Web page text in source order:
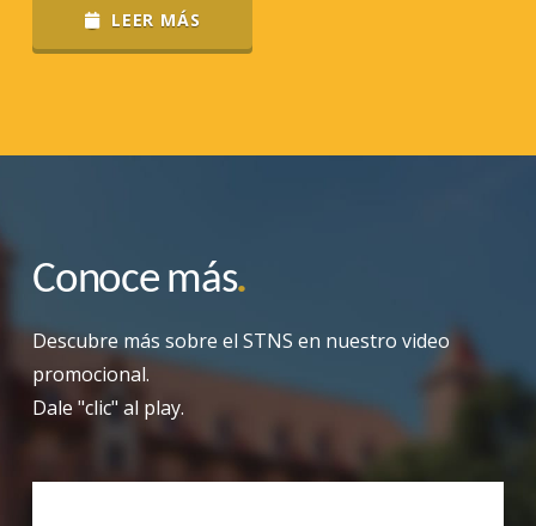
LEER MÁS
Conoce más.
Descubre más sobre el STNS en nuestro video
promocional.
Dale "clic" al play.